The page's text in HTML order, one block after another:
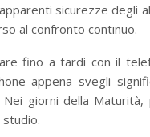
sicurezze degli
al confronto continuo.
fino a tardi con il
appena svegli
Nei giorni della
studio.